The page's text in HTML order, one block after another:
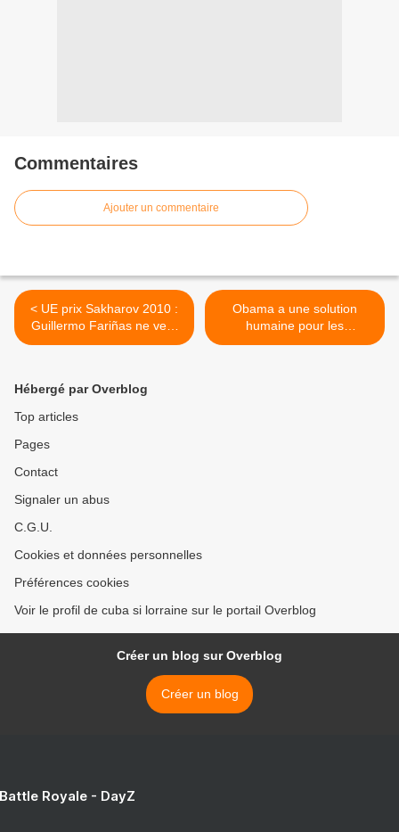
Commentaires
Ajouter un commentaire
< UE prix Sakharov 2010 :
Guillermo Fariñas ne veut
pas voyager !
Obama a une solution
humaine pour les
prisonniers de
Hébergé par Overblog
Top articles
Pages
Contact
Signaler un abus
C.G.U.
Cookies et données personnelles
Préférences cookies
Voir le profil de cuba si lorraine sur le portail Overblog
Créer un blog sur Overblog
Créer un blog
Royale - DayZ